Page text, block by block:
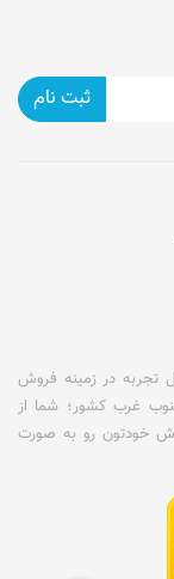
ثبت نام
تجربه در زمینه فروش
غرب کشور؛ شما از
خودتون رو به صورت